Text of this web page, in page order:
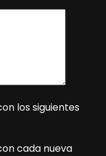
los siguientes
cada nueva